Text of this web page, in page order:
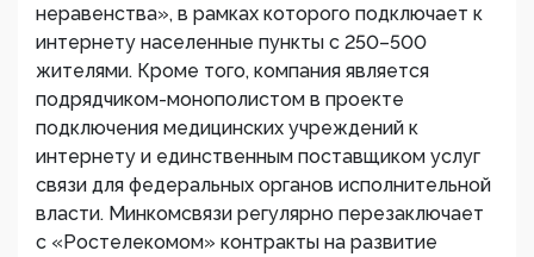
неравенства», в рамках которого подключает к
интернету населенные пункты с 250–500
жителями. Кроме того, компания является
подрядчиком-монополистом в проекте
подключения медицинских учреждений к
интернету и единственным поставщиком услуг
связи для федеральных органов исполнительной
власти. Минкомсвязи регулярно перезаключает
с «Ростелекомом» контракты на развитие